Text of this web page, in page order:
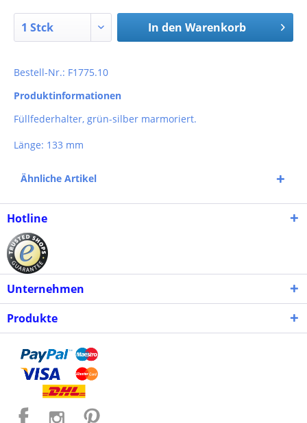
In den Warenkorb
Bestell-Nr.: F1775.10
Produktinformationen
Füllfederhalter, grün-silber marmoriert.
Länge: 133 mm
Ähnliche Artikel
Hotline
Unternehmen
Produkte